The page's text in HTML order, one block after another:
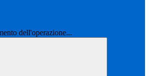
dell'operazione...